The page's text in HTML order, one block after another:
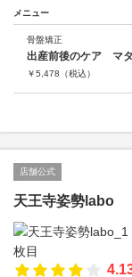
メニュー
骨盤矯正
出産前後のケア マ
￥5,478 （税込）
店舗公式
天王寺姿勢labo